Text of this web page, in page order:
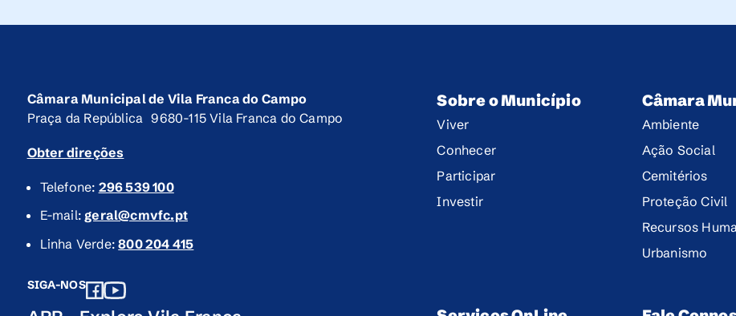
Câmara Municipal de Vila Franca do Campo
Praça da República 9680-115 Vila Franca do Campo
Obter direções
Telefone: 296 539 100
E-mail: geral@cmvfc.pt
Linha Verde:800 204 415
SIGA-NOS
Sobre o Município
Viver
Conhecer
Participar
Investir
Câmara
Ambiente
Ação Social
Cemitérios
Proteção Civil
Recursos
Urbanismo